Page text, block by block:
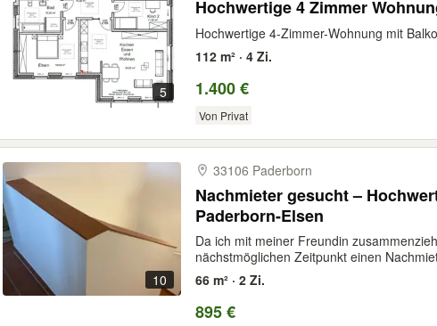
5
Hochwertige 4 Zimmer
Hochwertige 4-Zimmer-Wohnung mit
112 m² · 4 Zi.
1.400 €
Von Privat
10
33106 Paderborn
Nachmieter gesucht –
Paderborn-Elsen
Da ich mit meiner Freundin
nächstmöglichen Zeitpunkt einen
66 m² · 2 Zi.
895 €